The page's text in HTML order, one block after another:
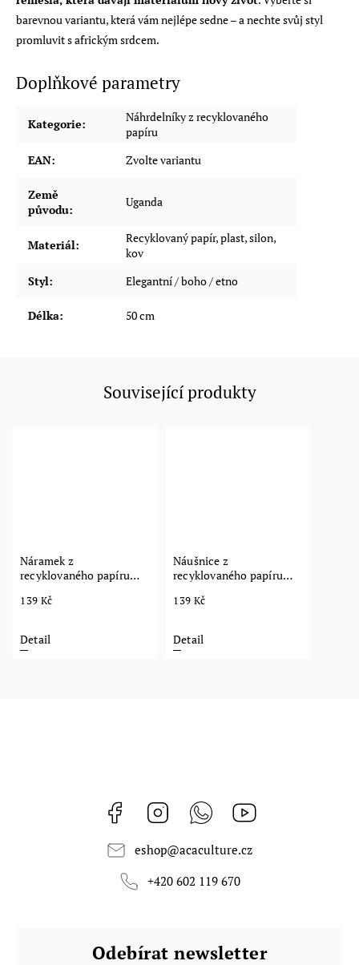
barevnou variantu, která vám nejlépe sedne – a nechte svůj styl
promluvit s africkým srdcem.
Doplňkové parametry
Kategorie:
Náhrdelníky z recyklovaného
papíru
EAN: Zvolte variantu
Země
původu:
Uganda
Materiál:
Recyklovaný papír, plast, silon,
kov
Styl: Elegantní / boho / etno
Délka: 50 cm
Související produkty
Náramek z
recyklovaného papíru
139 Kč
Detail
Náušnice z
recyklovaného papíru
139 Kč
Detail
Facebook Instagram Whatsapp
eshop@acaculture.cz
+420 602 119 670
Odebírat newsletter